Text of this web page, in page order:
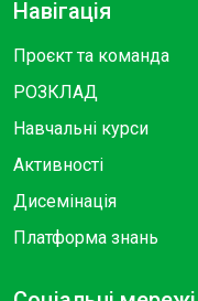
Навігація
Проєкт та команда
РОЗКЛАД
Навчальні курси
Активності
Дисемінація
Платформа знань